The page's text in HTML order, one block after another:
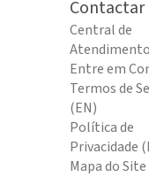
Contactar
Central de
Atendimento
Entre em
Termos de
(EN)
Política de
Privacidade
Mapa do Site